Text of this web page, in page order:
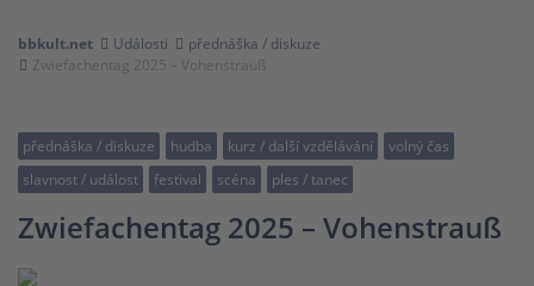
bbkult.net Události
přednáška / diskuze
Zwiefachentag 2025 – Vohenstrauß
přednáška / diskuze hudba kurz / další vzdělávání
volný čas
slavnost / událost
festival scéna ples / tanec
Zwiefachentag 2025 – Vohenstrauß